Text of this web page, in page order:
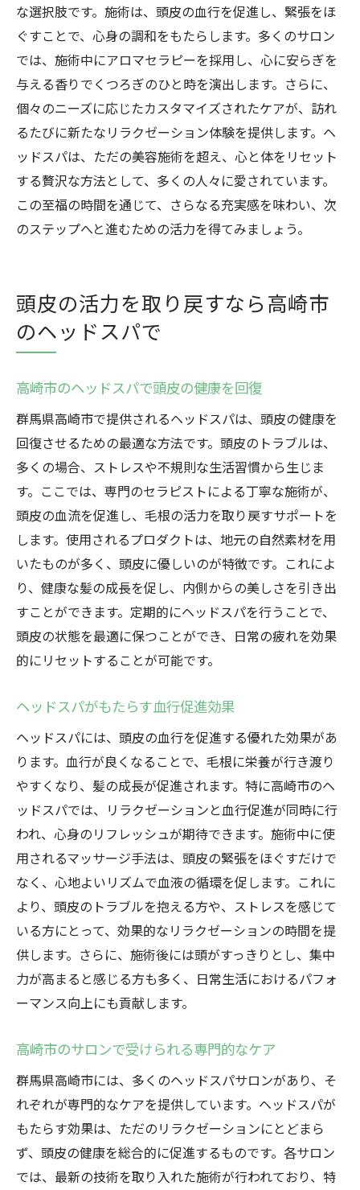
な選択肢です。施術は、頭皮の血行を促進し、緊張をほ
ぐすことで、心身の調和をもたらします。多くのサロン
では、施術中にアロマセラピーを採用し、心に安らぎを
与える香りでくつろぎのひと時を演出します。さらに、
個々のニーズに応じたカスタマイズされたケアが、訪れ
るたびに新たなリラクゼーション体験を提供します。ヘ
ッドスパは、ただの美容施術を超え、心と体をリセット
する贅沢な方法として、多くの人々に愛されています。
この至福の時間を通じて、さらなる充実感を味わい、次
のステップへと進むための活力を得てみましょう。
頭皮の活力を取り戻すなら高崎市
のヘッドスパで
高崎市のヘッドスパで頭皮の健康を回復
群馬県高崎市で提供されるヘッドスパは、頭皮の健康を
回復させるための最適な方法です。頭皮のトラブルは、
多くの場合、ストレスや不規則な生活習慣から生じま
す。ここでは、専門のセラピストによる丁寧な施術が、
頭皮の血流を促進し、毛根の活力を取り戻すサポートを
します。使用されるプロダクトは、地元の自然素材を用
いたものが多く、頭皮に優しいのが特徴です。これによ
り、健康な髪の成長を促し、内側からの美しさを引き出
すことができます。定期的にヘッドスパを行うことで、
頭皮の状態を最適に保つことができ、日常の疲れを効果
的にリセットすることが可能です。
ヘッドスパがもたらす血行促進効果
ヘッドスパには、頭皮の血行を促進する優れた効果があ
ります。血行が良くなることで、毛根に栄養が行き渡り
やすくなり、髪の成長が促進されます。特に高崎市のヘ
ッドスパでは、リラクゼーションと血行促進が同時に行
われ、心身のリフレッシュが期待できます。施術中に使
用されるマッサージ手法は、頭皮の緊張をほぐすだけで
なく、心地よいリズムで血液の循環を促します。これに
より、頭皮のトラブルを抱える方や、ストレスを感じて
いる方にとって、効果的なリラクゼーションの時間を提
供します。さらに、施術後には頭がすっきりとし、集中
力が高まると感じる方も多く、日常生活におけるパフォ
ーマンス向上にも貢献します。
高崎市のサロンで受けられる専門的なケア
群馬県高崎市には、多くのヘッドスパサロンがあり、そ
れぞれが専門的なケアを提供しています。ヘッドスパが
もたらす効果は、ただのリラクゼーションにとどまら
ず、頭皮の健康を総合的に促進するものです。各サロン
では、最新の技術を取り入れた施術が行われており、特